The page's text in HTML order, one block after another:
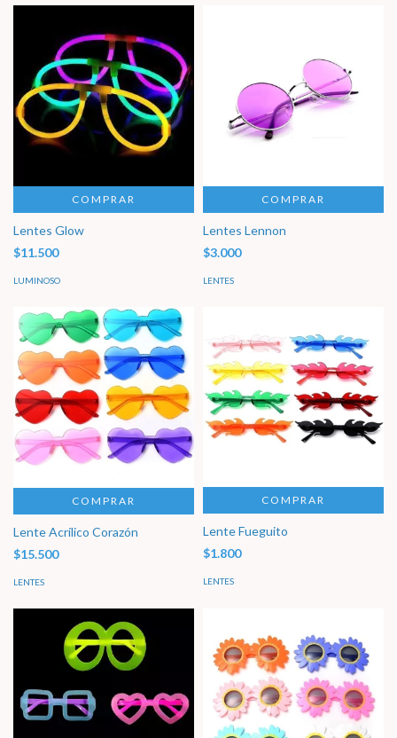
COMPRAR
Lentes Glow
$11.500
LUMINOSO
COMPRAR
Lentes Lennon
$3.000
LENTES
COMPRAR
Lente Acrílico Corazón
$15.500
LENTES
COMPRAR
Lente Fueguito
$1.800
LENTES